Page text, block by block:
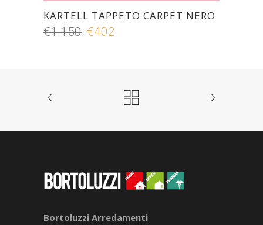
KARTELL TAPPETO CARPET NERO
€1.150 Il
€402
€402.
Bortoluzzi Arredamenti